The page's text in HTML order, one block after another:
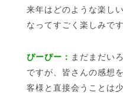
来年はどのような楽し
なってすごく楽しみです
ぴーぴー： まだまだい
ですが、皆さんの感想
客様と直接会うことは